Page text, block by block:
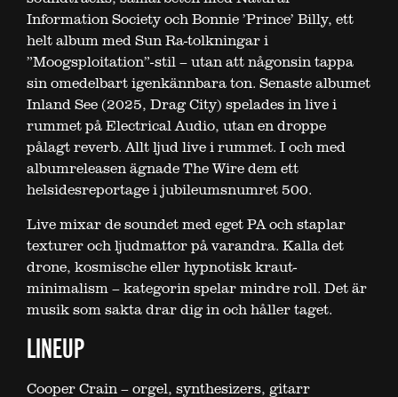
Information Society och Bonnie ’Prince’ Billy, ett
helt album med Sun Ra-tolkningar i
”Moogsploitation”-stil – utan att någonsin tappa
sin omedelbart igenkännbara ton. Senaste albumet
Inland See (2025, Drag City) spelades in live i
rummet på Electrical Audio, utan en droppe
pålagt reverb. Allt ljud live i rummet. I och med
albumreleasen ägnade The Wire dem ett
helsidesreportage i jubileumsnumret 500.
Live mixar de soundet med eget PA och staplar
texturer och ljudmattor på varandra. Kalla det
drone, kosmische eller hypnotisk kraut-
minimalism – kategorin spelar mindre roll. Det är
musik som sakta drar dig in och håller taget.
LINEUP
Cooper Crain – orgel, synthesizers, gitarr